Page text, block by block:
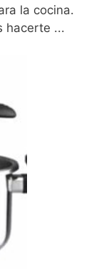
la cocina.
hacerte ...